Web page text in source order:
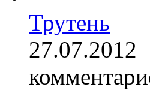
Трутень
27.07.2012